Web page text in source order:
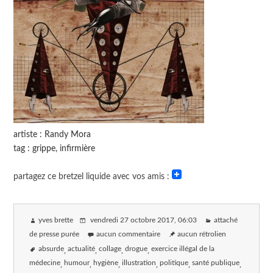
artiste : Randy Mora
tag : grippe, infirmière
partagez ce bretzel liquide avec vos amis :
yves brette vendredi 27 octobre 2017 , 06:03 attaché
de presse purée aucun commentaire aucun rétrolien
absurde actualité collage drogue exercice illégal de la
médecine humour hygiène illustration politique santé publique